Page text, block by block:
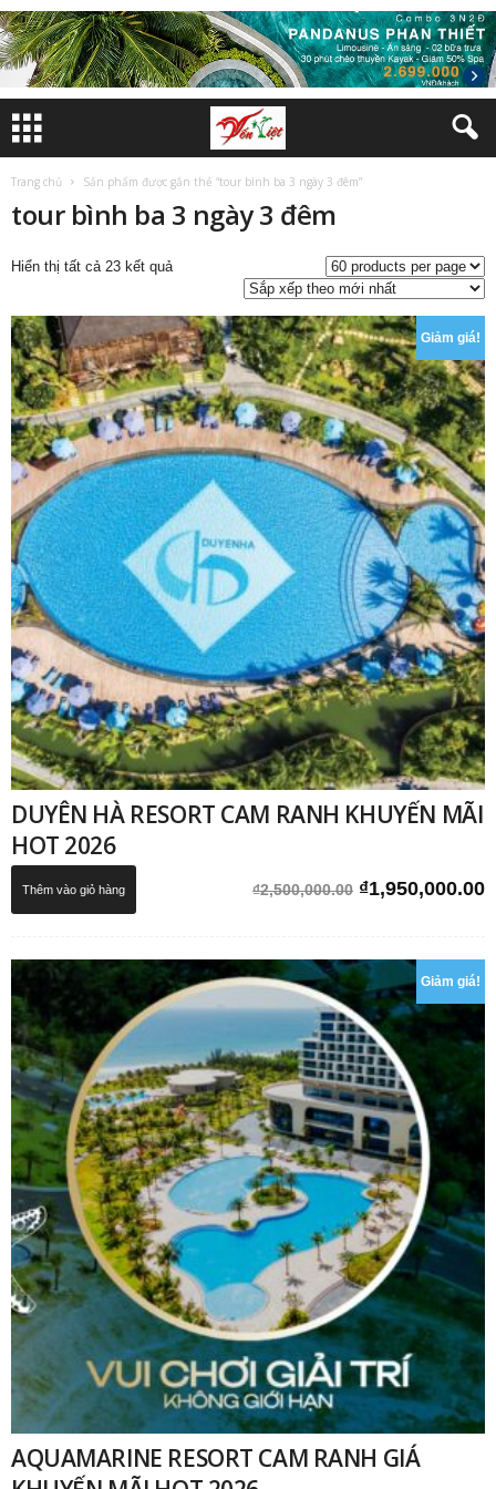
Trang chủ Sản phẩm được gắn thẻ “tour bình ba 3 ngày 3 đêm”
tour bình ba 3 ngày 3 đêm
Hiển thị tất cả 23 kết quảĐã
xếp
theo
mới
nhất
Giảm giá!
DUYÊN HÀ RESORT CAM RANH KHUYẾN MÃI
HOT 2026
₫2,500,000.00 Giá
₫2,500,000.00.
₫1,950,000.00
Thêm vào giỏ hàng
Giảm giá!
AQUAMARINE RESORT CAM RANH GIÁ